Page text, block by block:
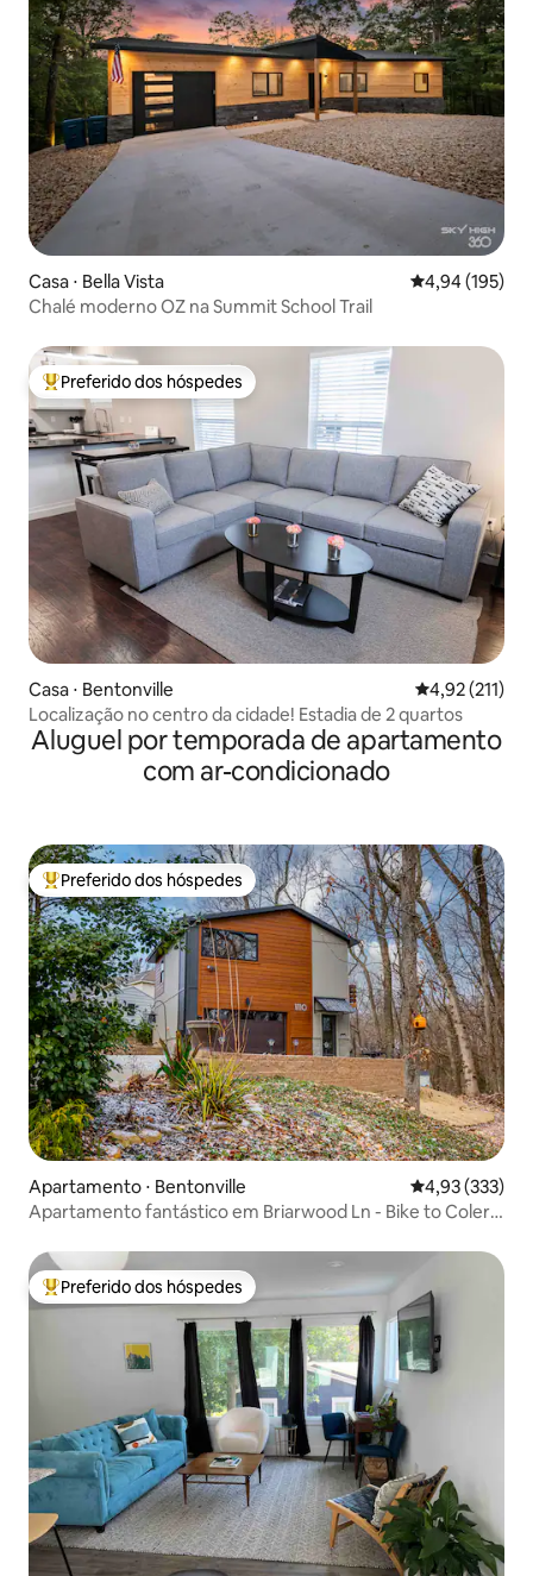
Casa ⋅ Bella Vista 4,94 de uma
4,94 (195)
Chalé moderno OZ na Summit School Trail
Entre os melhores preferidos dos hóspedes
Preferido dos hóspedes
Casa ⋅ Bentonville 4,92 de uma
4,92 (211)
Localização no centro da cidade! Estadia de 2 quartos
Aluguel por temporada de apartamento
com ar-condicionado
Entre os melhores preferidos dos hóspedes
Preferido dos hóspedes
Apartamento ⋅ Bentonville 4,93 de uma
4,93 (333)
Apartamento fantástico em Briarwood Ln - Bike to Coler
Entre os melhores preferidos dos hóspedes
Preferido dos hóspedes